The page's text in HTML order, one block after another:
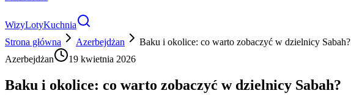
WizyLotyKuchnia
Strona główna
Azerbejdżan
Baku i okolice: co warto zobaczyć w dzielnicy Sabah?
Azerbejdżan
19 kwietnia 2026
Baku i okolice: co warto zobaczyć w dzielnicy Sabah?